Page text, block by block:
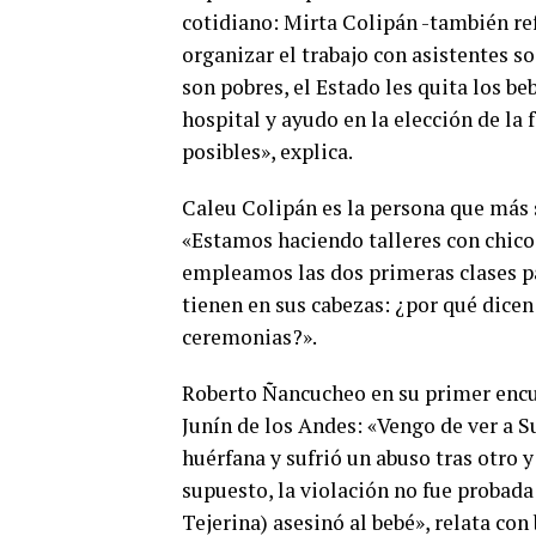
cotidiano: Mirta Colipán -también
organizar el trabajo con asistentes
son pobres, el Estado les quita los
hospital y ayudo en la elección de
posibles», explica.
Caleu Colipán es la persona que
«Estamos haciendo talleres con
empleamos las dos primeras clases
tienen en sus cabezas: ¿por qué
ceremonias?».
Roberto Ñancucheo en su primer
Junín de los Andes: «Vengo de ver a
huérfana y sufrió un abuso tras otro
supuesto, la violación no fue
Tejerina) asesinó al bebé», relata con